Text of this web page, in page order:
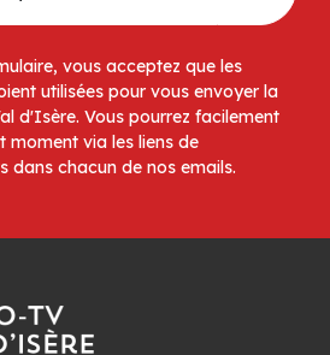
vous acceptez que les
utilisées pour vous envoyer la
d'Isère. Vous pourrez facilement
moment via les liens de
dans chacun de nos emails.